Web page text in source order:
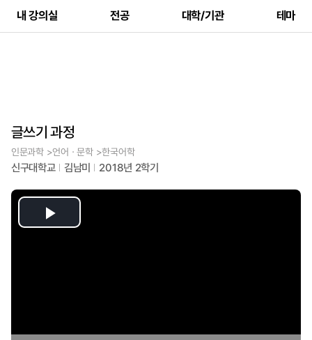
내 강의실 전공 대학/기관 테마
글쓰기 과정
인문과학 >언어ㆍ문학 >한국어학
신구대학교 김남미 2018년 2학기
Play